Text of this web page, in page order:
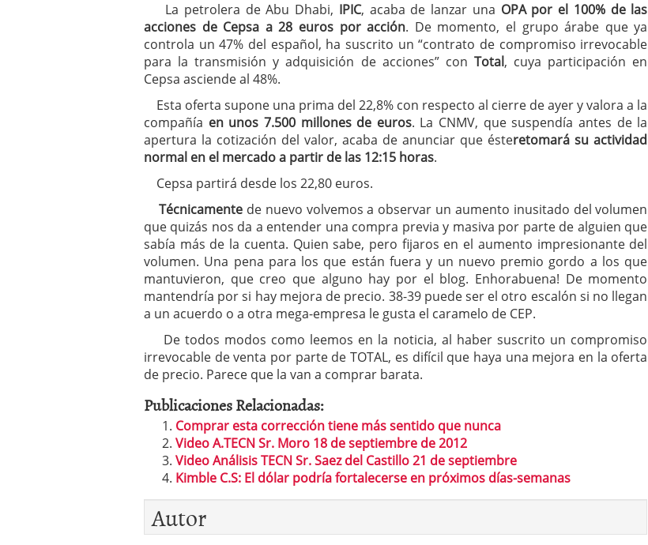
La petrolera de Abu Dhabi, IPIC, acaba de lanzar una OPA por el 100% de las
acciones de Cepsa a 28 euros por acción. De momento, el grupo árabe que ya
controla un 47% del español, ha suscrito un “contrato de compromiso irrevocable
para la transmisión y adquisición de acciones” con Total, cuya participación en
Cepsa asciende al 48%.
Esta oferta supone una prima del 22,8% con respecto al cierre de ayer y valora a la
compañía en unos 7.500 millones de euros. La CNMV, que suspendía antes de la
apertura la cotización del valor, acaba de anunciar que ésteretomará su actividad
normal en el mercado a partir de las 12:15 horas.
Cepsa partirá desde los 22,80 euros.
Técnicamente de nuevo volvemos a observar un aumento inusitado del volumen
que quizás nos da a entender una compra previa y masiva por parte de alguien que
sabía más de la cuenta. Quien sabe, pero fijaros en el aumento impresionante del
volumen. Una pena para los que están fuera y un nuevo premio gordo a los que
mantuvieron, que creo que alguno hay por el blog. Enhorabuena! De momento
mantendría por si hay mejora de precio. 38-39 puede ser el otro escalón si no llegan
a un acuerdo o a otra mega-empresa le gusta el caramelo de CEP.
De todos modos como leemos en la noticia, al haber suscrito un compromiso
irrevocable de venta por parte de TOTAL, es difícil que haya una mejora en la oferta
de precio. Parece que la van a comprar barata.
Publicaciones Relacionadas:
Comprar esta corrección tiene más sentido que nunca
Video A.TECN Sr. Moro 18 de septiembre de 2012
Video Análisis TECN Sr. Saez del Castillo 21 de septiembre
Kimble C.S: El dólar podría fortalecerse en próximos días-semanas
Autor